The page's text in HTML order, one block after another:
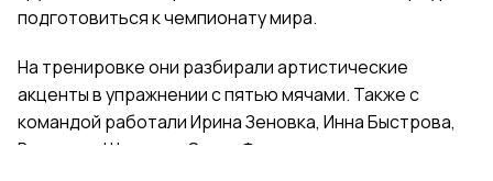
подготовиться к чемпионату мира.
На тренировке они разбирали артистические
акценты в упражнении с пятью мячами. Также с
командой работали Ирина Зеновка, Инна Быстрова,
Вероника Шаткова, Ольга Фролова.